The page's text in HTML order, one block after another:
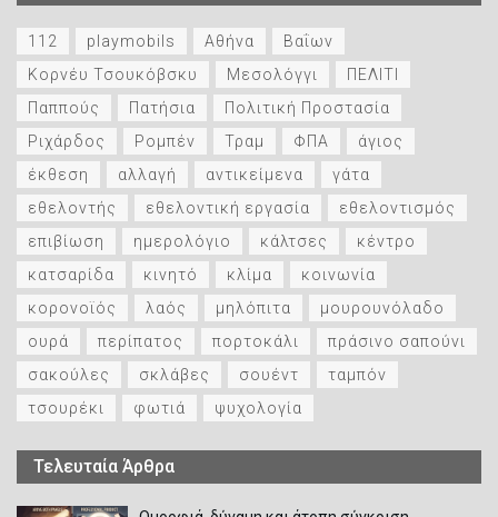
112 playmobils Αθήνα
Βαΐων
Κορνέυ Τσουκόβσκυ
Μεσολόγγι
ΠΕΛΙΤΙ
Παππούς
Πατήσια
Πολιτική Προστασία
Ριχάρδος
Ρομπέν Τραμ ΦΠΑ
άγιος
έκθεση
αλλαγή αντικείμενα
γάτα
εθελοντής
εθελοντική εργασία
εθελοντισμός
επιβίωση
ημερολόγιο κάλτσες
κέντρο
κατσαρίδα
κινητό κλίμα
κοινωνία
κορονοϊός
λαός μηλόπιτα
μουρουνόλαδο
ουρά
περίπατος πορτοκάλι
πράσινο σαπούνι
σακούλες
σκλάβες σουέντ
ταμπόν
τσουρέκι
φωτιά ψυχολογία
Τελευταία Άρθρα